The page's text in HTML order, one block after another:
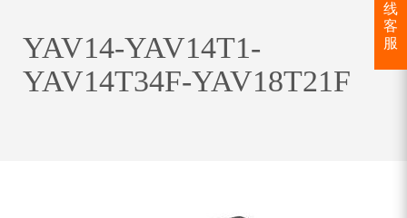
YAV14-YAV14T1-
YAV14T34F-YAV18T21F
线
客
服